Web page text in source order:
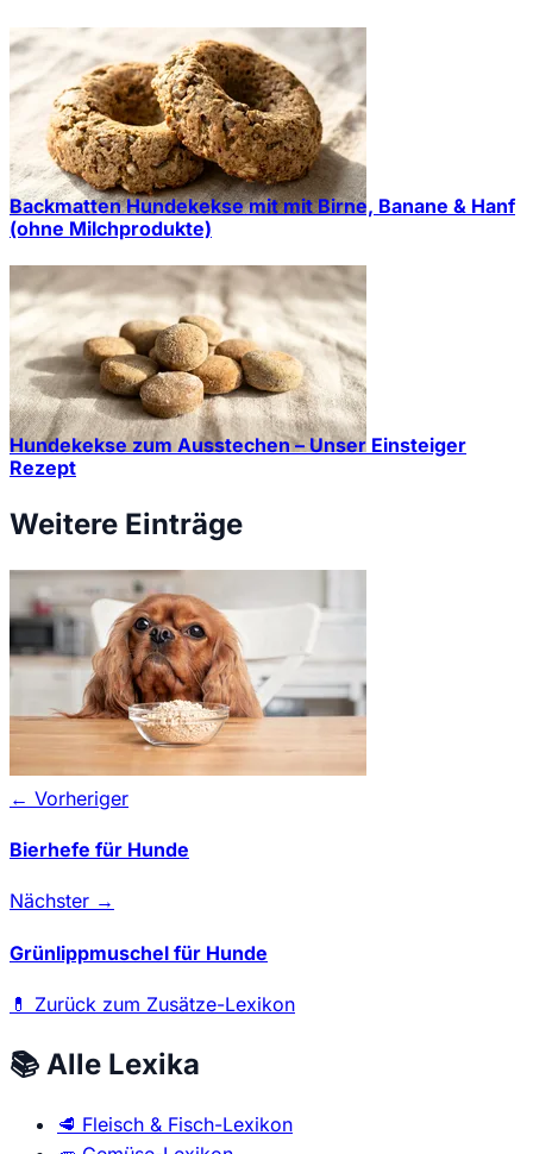
Backmatten Hundekekse mit mit Birne, Banane & Hanf
(ohne Milchprodukte)
Hundekekse zum Ausstechen – Unser Einsteiger
Rezept
Weitere Einträge
← Vorheriger
Bierhefe für Hunde
Nächster →
Grünlippmuschel für Hunde
💊 Zurück zum Zusätze-Lexikon
📚 Alle Lexika
🥩 Fleisch & Fisch-Lexikon